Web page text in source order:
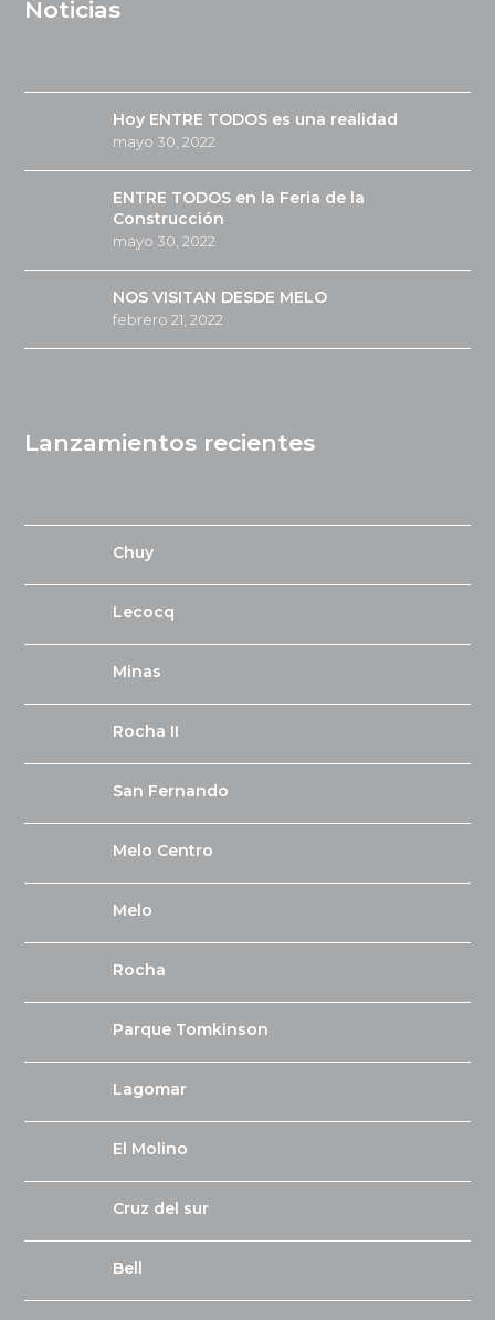
Noticias
Hoy ENTRE TODOS es una realidad
mayo 30, 2022
ENTRE TODOS en la Feria de la
Construcción
mayo 30, 2022
NOS VISITAN DESDE MELO
febrero 21, 2022
Lanzamientos recientes
Chuy
Lecocq
Minas
Rocha II
San Fernando
Melo Centro
Melo
Rocha
Parque Tomkinson
Lagomar
El Molino
Cruz del sur
Bell